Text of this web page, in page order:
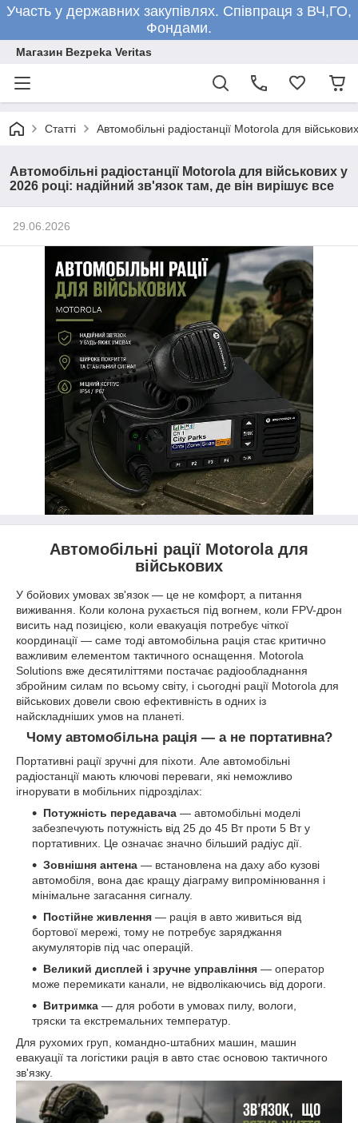
Участь у державних закупівлях. Співпраця з ВЧ,ГО,
Фондами.
Магазин Bezpeka Veritas
Статті Автомобільні радіостанції Motorola для
Автомобільні радіостанції Motorola для військових у
2026 році: надійний зв'язок там, де він вирішує все
29.06.2026
Автомобільні рації Motorola для
військових
У бойових умовах зв'язок — це не комфорт, а питання
виживання. Коли колона рухається під вогнем, коли FPV-дрон
висить над позицією, коли евакуація потребує чіткої
координації — саме тоді автомобільна рація стає критично
важливим елементом тактичного оснащення. Motorola
Solutions вже десятиліттями постачає радіообладнання
збройним силам по всьому світу, і сьогодні рації Motorola для
військових довели свою ефективність в одних із
найскладніших умов на планеті.
Чому автомобільна рація — а не портативна?
Портативні рації зручні для піхоти. Але автомобільні
радіостанції мають ключові переваги, які неможливо
ігнорувати в мобільних підрозділах:
Потужність передавача — автомобільні моделі
забезпечують потужність від 25 до 45 Вт проти 5 Вт у
портативних. Це означає значно більший радіус дії.
Зовнішня антена — встановлена на даху або кузові
автомобіля, вона дає кращу діаграму випромінювання і
мінімальне загасання сигналу.
Постійне живлення — рація в авто живиться від
бортової мережі, тому не потребує заряджання
акумуляторів під час операцій.
Великий дисплей і зручне управління — оператор
може перемикати канали, не відволікаючись від дороги.
Витримка — для роботи в умовах пилу, вологи,
тряски та екстремальних температур.
Для рухомих груп, командно-штабних машин, машин
евакуації та логістики рація в авто стає основою тактичного
зв'язку.